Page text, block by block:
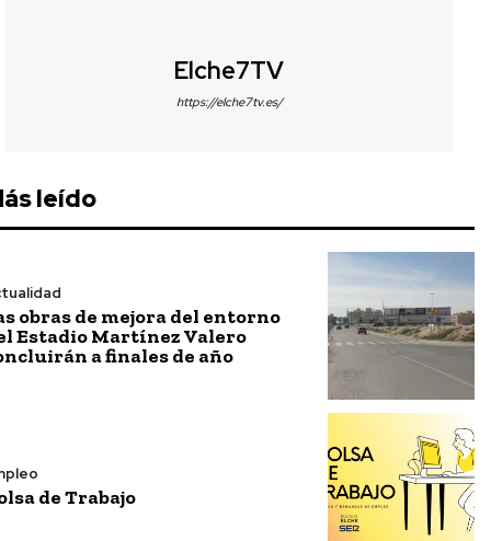
Elche7TV
https://elche7tv.es/
leído
obras de mejora del entorno
Estadio Martínez Valero
a finales de año
de Trabajo